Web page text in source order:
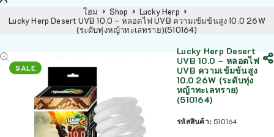
โฮม Shop
Lucky Herp
Lucky Herp Desert UVB 10.0 – หลอดไฟ UVB ความเข้มข้นสูง 10.0 26W
(ระดับทุ่งหญ้าทะเลทราย)(510164)
SALE
Lucky Herp Desert
UVB 10.0 – หลอดไฟ
UVB ความเข้มข้นสูง
10.0 26W (ระดับทุ่ง
หญ้าทะเลทราย)
(510164)
รหัสสินค้า: 510164